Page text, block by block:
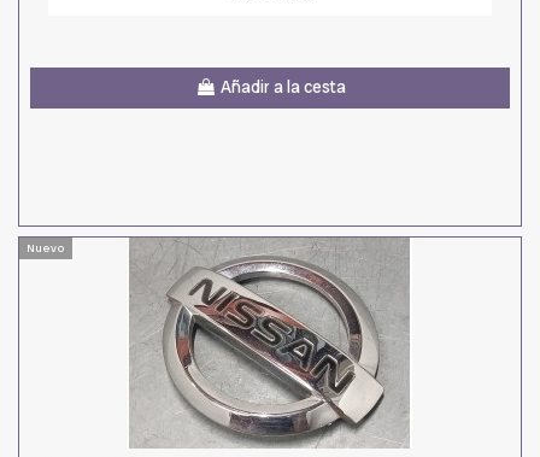
Añadir a la cesta
Nuevo